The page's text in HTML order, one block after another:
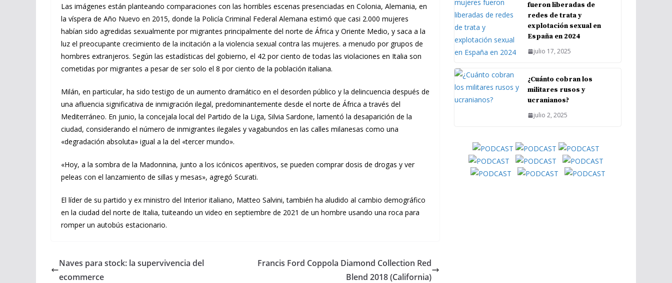
Las imágenes están planteando comparaciones con las horribles escenas presenciadas en Colonia, Alemania, en
la víspera de Año Nuevo en 2015, donde la Policía Criminal Federal Alemana estimó que casi 2.000 mujeres
habían sido agredidas sexualmente por migrantes principalmente del norte de África y Oriente Medio, y saca a la
luz el preocupante crecimiento de la incitación a la violencia sexual contra las mujeres. a menudo por grupos de
hombres extranjeros. Según las estadísticas del gobierno, el 42 por ciento de todas las violaciones en Italia son
cometidas por migrantes a pesar de ser solo el 8 por ciento de la población italiana.
Milán, en particular, ha sido testigo de un aumento dramático en el desorden público y la delincuencia después de
una afluencia significativa de inmigración ilegal, predominantemente desde el norte de África a través del
Mediterráneo. En junio, la concejala local del Partido de la Liga, Silvia Sardone, lamentó la desaparición de la
ciudad, considerando el número de inmigrantes ilegales y vagabundos en las calles milanesas como una
«degradación absoluta» igual a la del «tercer mundo».
«Hoy, a la sombra de la Madonnina, junto a los icónicos aperitivos, se pueden comprar dosis de drogas y ver
peleas con el lanzamiento de sillas y mesas», agregó Scurati.
El líder de su partido y ex ministro del Interior italiano, Matteo Salvini, también ha aludido al cambio demográfico
en la ciudad del norte de Italia, tuiteando un video en septiembre de 2021 de un hombre usando una roca para
romper un autobús estacionario.
Naves para stock: la supervivencia del
ecommerce
Francis Ford Coppola Diamond Collection Red
Blend 2018 (California)
fueron liberadas de
redes de trata y
explotación sexual en
España en 2024
julio 17, 2025
¿Cuánto cobran los
militares rusos y
ucranianos?
julio 2, 2025